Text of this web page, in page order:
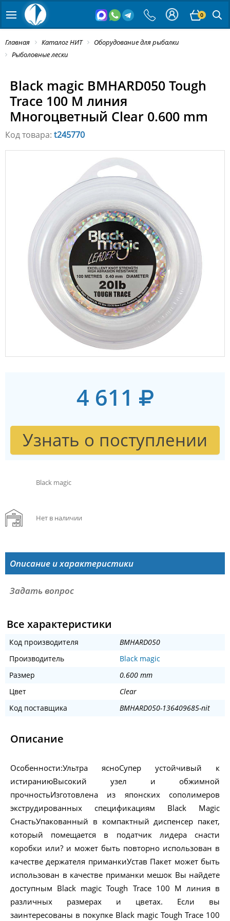
0
Главная Каталог НИТ
Оборудование для рыбалки
Рыболовные лески
Black magic BMHARD050 Tough
Trace 100 M линия
Многоцветный Clear 0.600 mm
Код товара: t245770
4 611
Узнать о поступлении
Black magic
Нет в наличии
Описание и характеристики
Задать вопрос
Все характеристики
Код производителя
BMHARD050
Производитель
Black magic
Размер
0.600 mm
Цвет
Clear
Код поставщика
BMHARD050-136409685-nit
Описание
Особенности:Ультра ясноСупер устойчивый к
истираниюВысокий узел и обжимной
прочностьИзготовлена ​​из японских сополимеров
экструдированных спецификациям Black Magic
СнастьУпакованный в компактный диспенсер пакет,
который помещается в податчик лидера снасти
коробки или? и может быть повторно использован в
качестве держателя приманкиУстав Пакет может быть
использован в качестве приманки мешок Вы найдете
доступным Black magic Tough Trace 100 M линия в
различных размерах и цветах. Если вы
заинтересованы в покупке Black magic Tough Trace 100